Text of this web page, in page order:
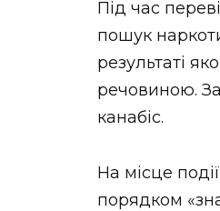
Під час
пошук
результаті
речовиною.
канабіс.
На місце
порядком